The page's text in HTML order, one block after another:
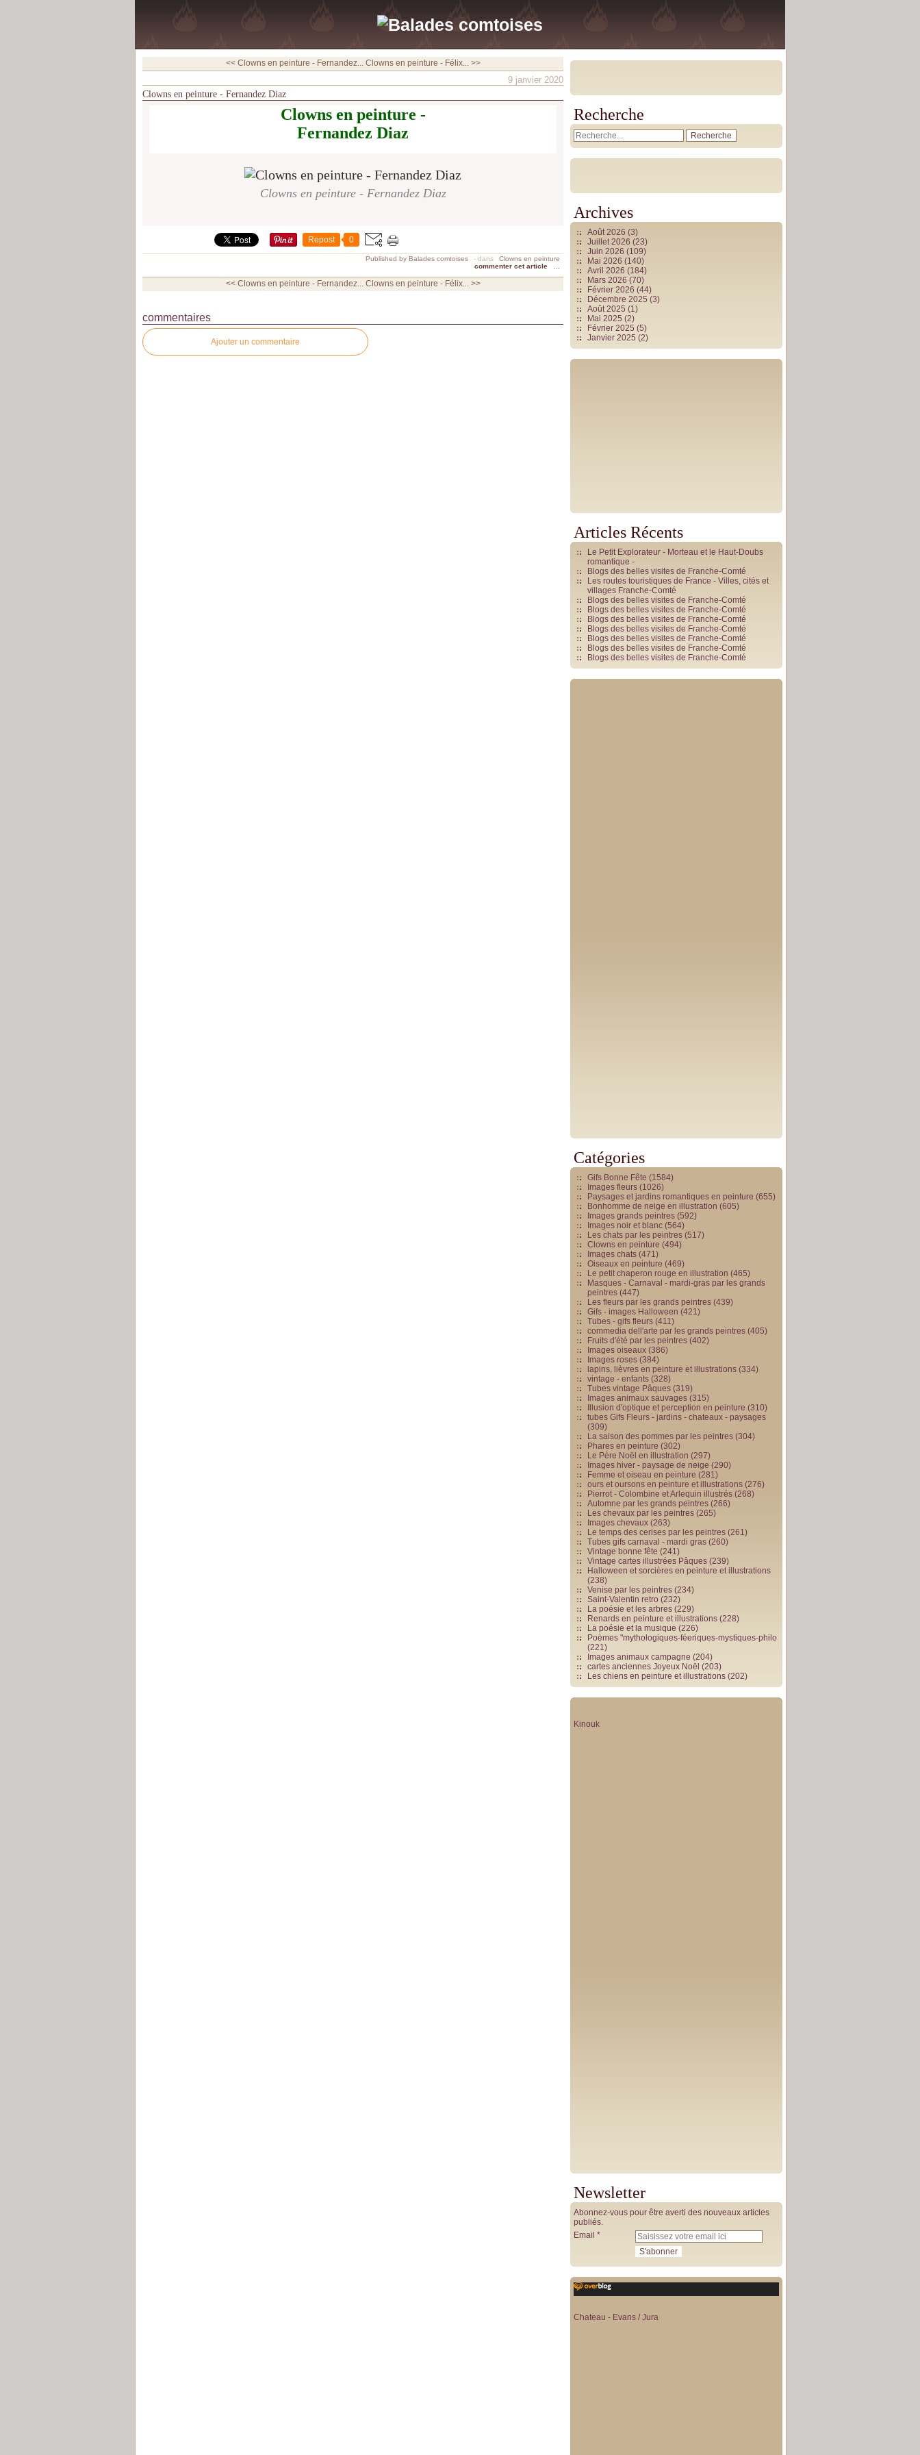
<< Clowns en peinture - Fernandez... Clowns en peinture - Félix... >>
9 janvier 2020
Clowns en peinture - Fernandez Diaz
Clowns en peinture -
Fernandez Diaz
Clowns en peinture - Fernandez Diaz
Repost 0
Published by Balades comtoises - dans
Clowns en peinture
commenter cet article
<< Clowns en peinture - Fernandez... Clowns en peinture - Félix... >>
commentaires
Ajouter un commentaire
Recherche
Archives
Août 2026 (3)
Juillet 2026 (23)
Juin 2026 (109)
Mai 2026 (140)
Avril 2026 (184)
Mars 2026 (70)
Février 2026 (44)
Décembre 2025 (3)
Août 2025 (1)
Mai 2025 (2)
Février 2025 (5)
Janvier 2025 (2)
Articles Récents
Le Petit Explorateur - Morteau et le Haut-Doubs
romantique -
Blogs des belles visites de Franche-Comté
Les routes touristiques de France - Villes, cités et
villages Franche-Comté
Blogs des belles visites de Franche-Comté
Blogs des belles visites de Franche-Comté
Blogs des belles visites de Franche-Comté
Blogs des belles visites de Franche-Comté
Blogs des belles visites de Franche-Comté
Blogs des belles visites de Franche-Comté
Blogs des belles visites de Franche-Comté
Catégories
Gifs Bonne Fête (1584)
Images fleurs (1026)
Paysages et jardins romantiques en peinture (655)
Bonhomme de neige en illustration (605)
Images grands peintres (592)
Images noir et blanc (564)
Les chats par les peintres (517)
Clowns en peinture (494)
Images chats (471)
Oiseaux en peinture (469)
Le petit chaperon rouge en illustration (465)
Masques - Carnaval - mardi-gras par les grands
peintres (447)
Les fleurs par les grands peintres (439)
Gifs - images Halloween (421)
Tubes - gifs fleurs (411)
commedia dell'arte par les grands peintres (405)
Fruits d'été par les peintres (402)
Images oiseaux (386)
Images roses (384)
lapins, lièvres en peinture et illustrations (334)
vintage - enfants (328)
Tubes vintage Pâques (319)
Images animaux sauvages (315)
Illusion d'optique et perception en peinture (310)
tubes Gifs Fleurs - jardins - chateaux - paysages
(309)
La saison des pommes par les peintres (304)
Phares en peinture (302)
Le Père Noël en illustration (297)
Images hiver - paysage de neige (290)
Femme et oiseau en peinture (281)
ours et oursons en peinture et illustrations (276)
Pierrot - Colombine et Arlequin illustrés (268)
Automne par les grands peintres (266)
Les chevaux par les peintres (265)
Images chevaux (263)
Le temps des cerises par les peintres (261)
Tubes gifs carnaval - mardi gras (260)
Vintage bonne fête (241)
Vintage cartes illustrées Pâques (239)
Halloween et sorcières en peinture et illustrations
(238)
Venise par les peintres (234)
Saint-Valentin retro (232)
La poésie et les arbres (229)
Renards en peinture et illustrations (228)
La poésie et la musique (226)
Poèmes "mythologiques-féeriques-mystiques-philo
(221)
Images animaux campagne (204)
cartes anciennes Joyeux Noël (203)
Les chiens en peinture et illustrations (202)
Kinouk
Newsletter
Abonnez-vous pour être averti des nouveaux articles
publiés.
Email
Chateau - Evans / Jura